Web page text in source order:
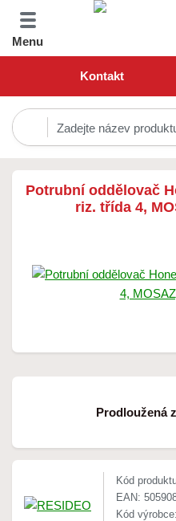
Menu
Kontakt
Potrubní oddělovač
riz. třída 4,
Prodloužená
Kód
EAN:
Kód